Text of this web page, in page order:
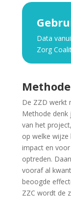
Data
Zorg
De ZZD werkt
Methode
van het
op welke
impact en
optreden.
vooraf al
beoogde
ZZC wordt de